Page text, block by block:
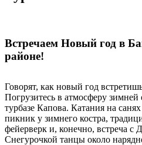
Встречаем Новый год в
районе!
Говорят, как новый год
Погрузитесь в атмосферу зимней
турбазе Капова. Катания на
пикник у зимнего костра,
фейерверк и, конечно, встреча с
Снегурочкой танцы около